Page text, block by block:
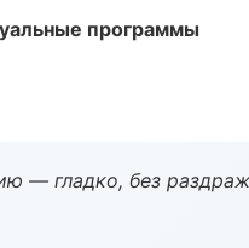
программы
— гладко, без